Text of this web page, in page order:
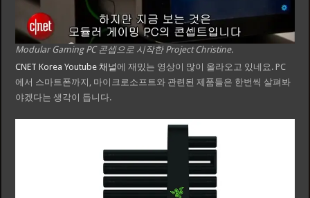
Modular Gaming PC 콘셉으로 시작한 Project Christine.
CNET Korea Youtube 채널에 재밌는 영상이 많이 올라오고 있네요. PC
에서 스마트폰까지, 마이크로소프트와 관련된 제품들은 한번씩 살펴봐
야겠다는 생각이 듭니다.